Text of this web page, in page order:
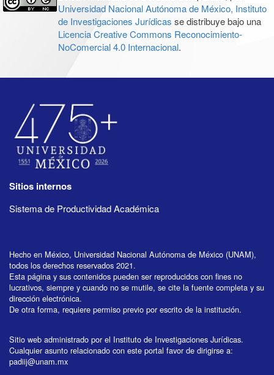
Universidad Nacional Autónoma de México, Instituto
de Investigaciones Jurídicas se distribuye bajo una
Licencia Creative Commons Reconocimiento-
NoComercial 4.0 Internacional.
Sitios internos
Sistema de Productividad Académica
Hecho en México, Universidad Nacional Autónoma de México (UNAM),
todos los derechos reservados 2021.
Esta página y sus contenidos pueden ser reproducidos con fines no
lucrativos, siempre y cuando no se mutile, se cite la fuente completa y su
dirección electrónica.
De otra forma, requiere permiso previo por escrito de la institución.
Sitio web administrado por el Instituto de Investigaciones Jurídicas.
Cualquier asunto relacionado con este portal favor de dirigirse a:
padiij@unam.mx